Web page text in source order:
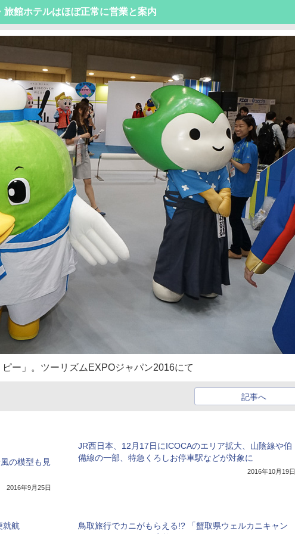
館ホテルはほぼ正常に営業と案内
ー」。ツーリズムEXPOジャパン2016にて
記事へ
の模型も見
2016年9月25日
JR西日本、12月17日にICOCAのエリア拡大、山陰線や伯
備線の一部、特急くろしお停車駅などが対象に
2016年10月19日
就航
鳥取旅行でカニがもらえる!? 「蟹取県ウェルカニキャン